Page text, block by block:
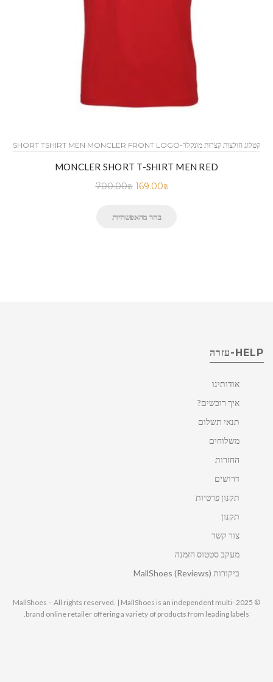
SHORT TSHIRT MEN MONCLER FRONT LOGO-קטלוג חולצות קצרות מונקלר
MONCLER SHORT T-SHIRT MEN RED
700.00₪ 169.00₪
בחר מהאפשרויות
HELP-עזרה
אודותינו
איך רוכשים?
תנאי תשלום
משלוחים
החזרות
דרושים
תקנון פרטיות
תקנון
צור קשר
מעקב סטטוס הזמנה
ביקורות MallShoes (Reviews)
© 2025 MallShoes – All rights reserved. | MallShoes is an independent multi-
brand online retailer offering a variety of products from leading labels.